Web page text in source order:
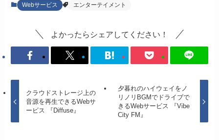
Webサービス エンターテイメント
よかったらシェアしてください！
クラウドストレージ上の
音源を再生できるWebサ
ービス 『Diffuse』
夕暮れのハイウェイをノ
リノリBGMでドライブで
きるWebサービス 『Vibe
City FM』